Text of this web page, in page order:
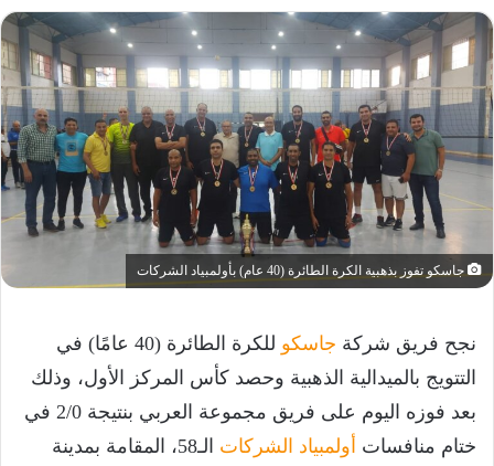
جاسكو تفوز بذهبية الكرة الطائرة (40 عام) بأولمبياد الشركات
نجح فريق شركة جاسكو
للكرة الطائرة (40 عامًا) في
التتويج بالميدالية الذهبية وحصد كأس المركز الأول، وذلك
بعد فوزه اليوم على فريق مجموعة العربي بنتيجة 2/0 في
ختام منافسات أولمبياد الشركات
الـ58، المقامة بمدينة